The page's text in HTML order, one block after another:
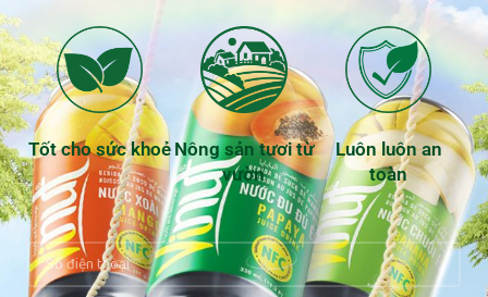
Tốt cho sức khoẻ Nông sản tươi từ
vườn
Luôn luôn an
toàn